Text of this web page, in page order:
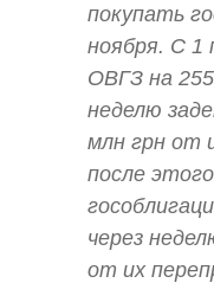
покупать
ноября. С 1
ОВГЗ на
неделю
млн грн от
после
через
от их